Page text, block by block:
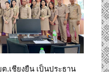
.เชียงยืน เป็นประธาน